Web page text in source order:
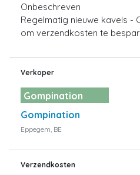
Onbeschreven
Regelmatig nieuwe kavels -
om verzendkosten te
Verkoper
Gompination
Gompination
Eppegem, BE
Verzendkosten